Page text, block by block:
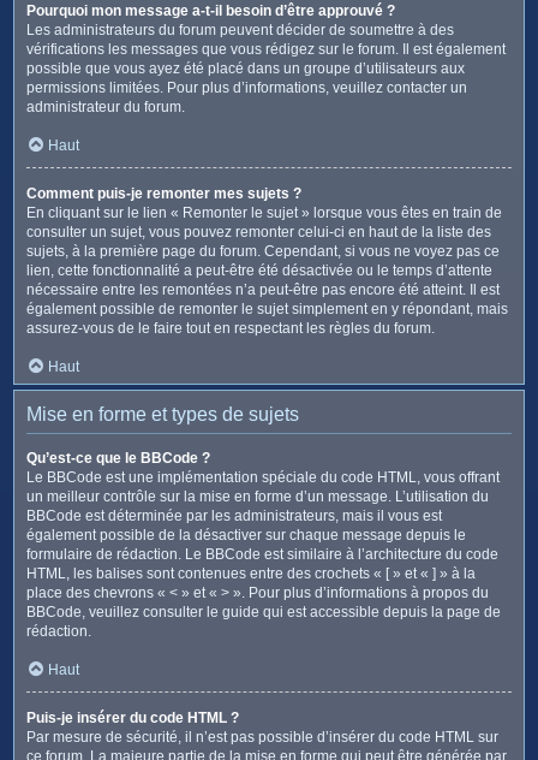
Pourquoi mon message a-t-il besoin d’être approuvé ?
Les administrateurs du forum peuvent décider de soumettre à des
vérifications les messages que vous rédigez sur le forum. Il est également
possible que vous ayez été placé dans un groupe d’utilisateurs aux
permissions limitées. Pour plus d’informations, veuillez contacter un
administrateur du forum.
Haut
Comment puis-je remonter mes sujets ?
En cliquant sur le lien « Remonter le sujet » lorsque vous êtes en train de
consulter un sujet, vous pouvez remonter celui-ci en haut de la liste des
sujets, à la première page du forum. Cependant, si vous ne voyez pas ce
lien, cette fonctionnalité a peut-être été désactivée ou le temps d’attente
nécessaire entre les remontées n’a peut-être pas encore été atteint. Il est
également possible de remonter le sujet simplement en y répondant, mais
assurez-vous de le faire tout en respectant les règles du forum.
Haut
Mise en forme et types de sujets
Qu’est-ce que le BBCode ?
Le BBCode est une implémentation spéciale du code HTML, vous offrant
un meilleur contrôle sur la mise en forme d’un message. L’utilisation du
BBCode est déterminée par les administrateurs, mais il vous est
également possible de la désactiver sur chaque message depuis le
formulaire de rédaction. Le BBCode est similaire à l’architecture du code
HTML, les balises sont contenues entre des crochets « [ » et « ] » à la
place des chevrons « < » et « > ». Pour plus d’informations à propos du
BBCode, veuillez consulter le guide qui est accessible depuis la page de
rédaction.
Haut
Puis-je insérer du code HTML ?
Par mesure de sécurité, il n’est pas possible d’insérer du code HTML sur
ce forum. La majeure partie de la mise en forme qui peut être générée par